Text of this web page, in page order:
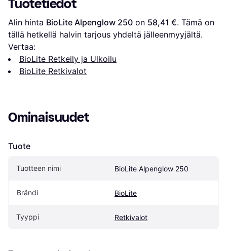
Tuotetiedot
Alin hinta BioLite Alpenglow 250 on 58,41 €. Tämä on
tällä hetkellä halvin tarjous yhdeltä jälleenmyyjältä.
Vertaa:
BioLite Retkeily ja Ulkoilu
BioLite Retkivalot
Ominaisuudet
Tuote
Tuotteen nimi BioLite Alpenglow 250
Brändi BioLite
Tyyppi Retkivalot